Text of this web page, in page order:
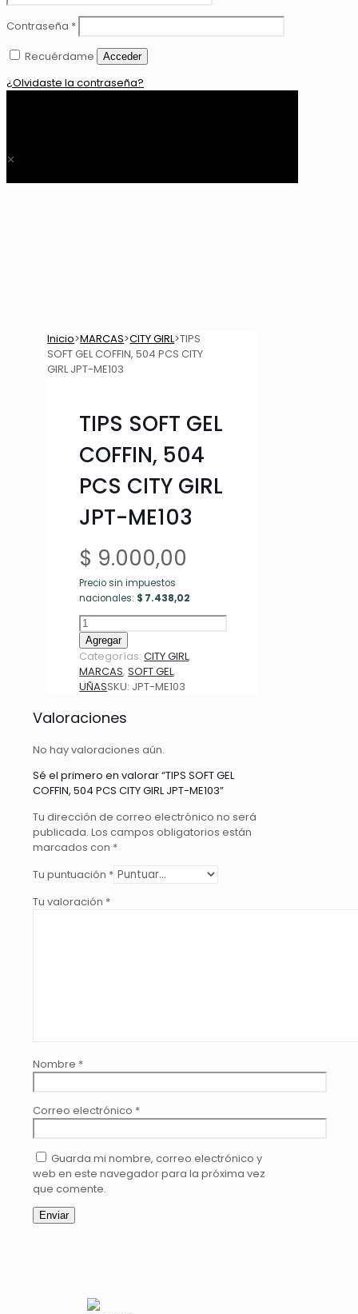
Contraseña *
Recuérdame
Acceder
¿Olvidaste la contraseña?
✕
Inicio>MARCAS>CITY GIRL>TIPS
SOFT GEL COFFIN, 504 PCS CITY
GIRL JPT-ME103
TIPS SOFT GEL
COFFIN, 504
PCS CITY GIRL
JPT-ME103
$ 9.000,00
Precio sin impuestos
nacionales: $ 7.438,02
TIPS
SOFT
GEL
COFFIN,
504
CITY
JPT-
cantidad
Agregar
Categorías:CITY GIRL,
MARCAS,SOFT GEL,
UÑASSKU: JPT-ME103
Valoraciones
No hay valoraciones aún.
Sé el primero en valorar “TIPS SOFT GEL
COFFIN, 504 PCS CITY GIRL JPT-ME103”
Tu dirección de correo electrónico no será
publicada. Los campos obligatorios están
marcados con *
Tu puntuación *
Tu valoración *
Nombre *
Correo electrónico *
Guarda mi nombre, correo electrónico y
web en este navegador para la próxima vez
que comente.